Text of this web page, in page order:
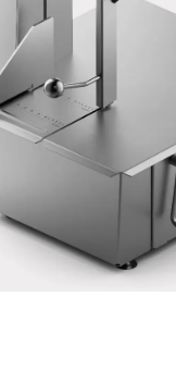
meiner Daten zur
Weitere
. *